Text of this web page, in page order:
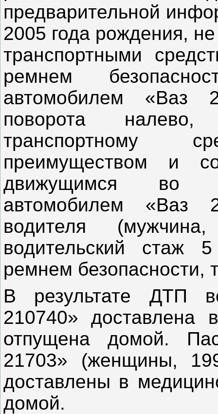
предварительной
2005 года рождения,
транспортными
ремнем
автомобилем «Ваз
поворота
транспортному
преимуществом и
движущимся во
автомобилем «Ваз
водителя
водительский стаж
ремнем безопасности,
В результате ДТП
210740» доставлена
отпущена домой.
21703» (женщины,
доставлены в
домой.